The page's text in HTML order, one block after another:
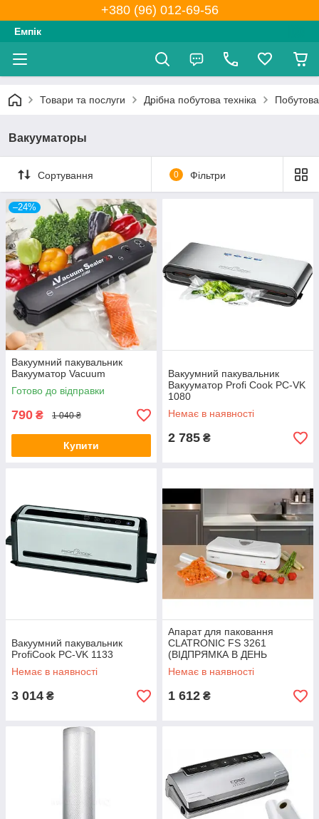
+380 (96) 012-69-56
Емпік
Товари та послуги Дрібна побутова техніка Побутова
Вакууматоры
Сортування 0 Фільтри
–24%
Вакуумний пакувальник
Вакууматор Vacuum
Готово до відправки
790 ₴ 1 040 ₴
Купити
Вакуумний пакувальник
Вакууматор Profi Cook PC-VK
1080
Немає в наявності
2 785 ₴
Вакуумний пакувальник
ProfiCook PC-VK 1133
Немає в наявності
3 014 ₴
Апарат для паковання
CLATRONIC FS 3261
(ВІДПРЯМКА В ДЕНЬ
ЗАКАЗКА)
Немає в наявності
1 612 ₴